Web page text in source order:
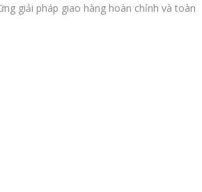
giải pháp giao hàng hoàn chỉnh và toàn